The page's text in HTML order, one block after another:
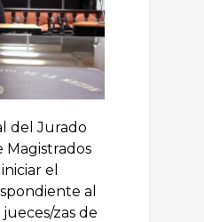
del Jurado
Magistrados
el
al
zas de